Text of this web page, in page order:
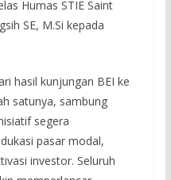
Humas STIE Saint
SE, M.Si kepada
hasil kunjungan BEI ke
satunya, sambung
segera
pasar modal,
investor. Seluruh